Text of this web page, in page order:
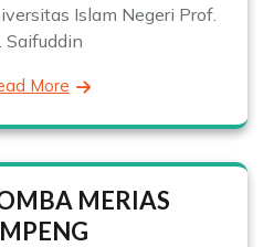
Islam Negeri Prof.
Saifuddin
More
MERIAS